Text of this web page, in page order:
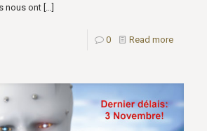
nous ont […]
0 Read more